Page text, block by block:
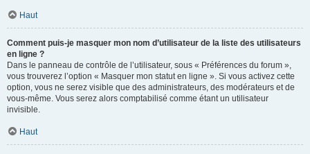
Haut
Comment puis-je masquer mon nom d’utilisateur de la liste des utilisateurs
en ligne ?
Dans le panneau de contrôle de l’utilisateur, sous « Préférences du forum »,
vous trouverez l’option « Masquer mon statut en ligne ». Si vous activez cette
option, vous ne serez visible que des administrateurs, des modérateurs et de
vous-même. Vous serez alors comptabilisé comme étant un utilisateur
invisible.
Haut